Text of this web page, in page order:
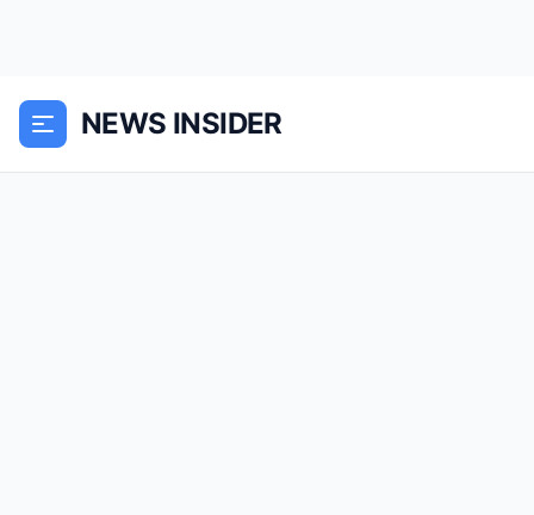
NEWS INSIDER